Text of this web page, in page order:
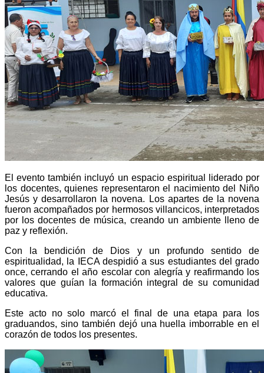
El evento también incluyó un espacio espiritual liderado por
los docentes, quienes representaron el nacimiento del Niño
Jesús y desarrollaron la novena. Los apartes de la novena
fueron acompañados por hermosos villancicos, interpretados
por los docentes de música, creando un ambiente lleno de
paz y reflexión.
Con la bendición de Dios y un profundo sentido de
espiritualidad, la IECA despidió a sus estudiantes del grado
once, cerrando el año escolar con alegría y reafirmando los
valores que guían la formación integral de su comunidad
educativa.
Este acto no solo marcó el final de una etapa para los
graduandos, sino también dejó una huella imborrable en el
corazón de todos los presentes.